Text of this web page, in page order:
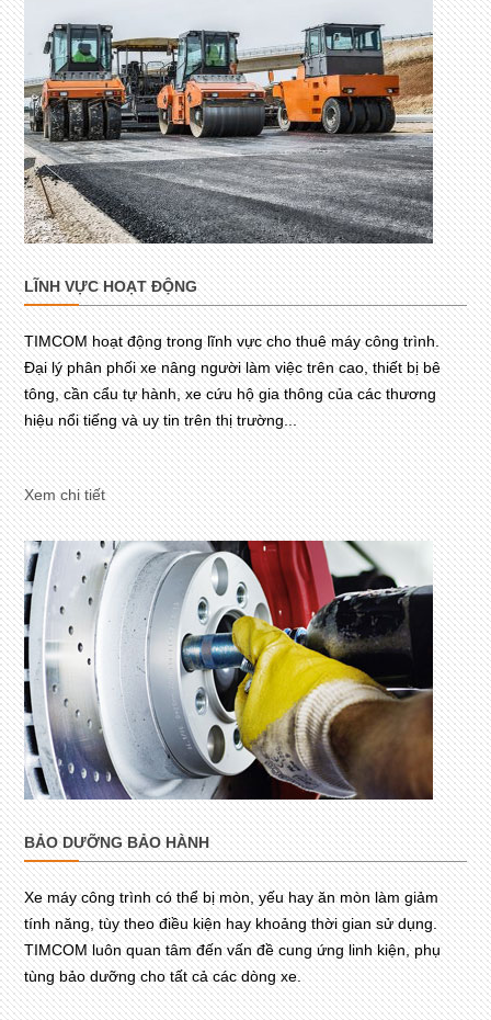
LĨNH VỰC HOẠT ĐỘNG
TIMCOM hoạt động trong lĩnh vực cho thuê máy công trình.
Đại lý phân phối xe nâng người làm việc trên cao, thiết bị bê
tông, cần cẩu tự hành, xe cứu hộ gia thông của các thương
hiệu nổi tiếng và uy tin trên thị trường...
Xem chi tiết
BẢO DƯỠNG BẢO HÀNH
Xe máy công trình có thể bị mòn, yếu hay ăn mòn làm giảm
tính năng, tùy theo điều kiện hay khoảng thời gian sử dụng.
TIMCOM luôn quan tâm đến vấn đề cung ứng linh kiện, phụ
tùng bảo dưỡng cho tất cả các dòng xe.